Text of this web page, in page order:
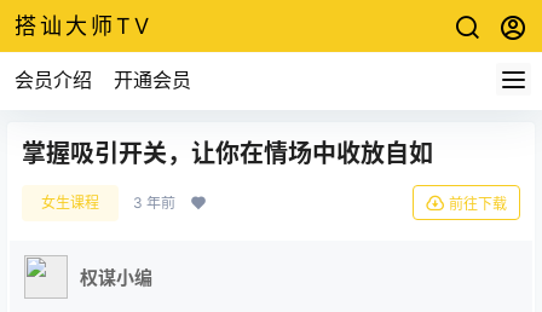
搭讪大师TV
会员介绍 开通会员
掌握吸引开关，让你在情场中收放自如
女生课程 3 年前 前往下载
权谋小编